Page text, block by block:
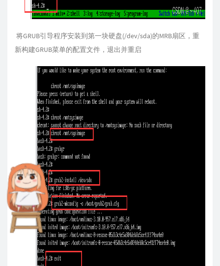
将GRUB引导程序安装到第一块硬盘(/dev/sda)的MRB扇区，重
新构建GRUB菜单的配置文件，退出并重启